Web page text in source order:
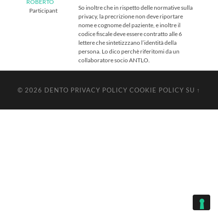
ROBERTO
Participant
So inoltre che in rispetto delle normative sulla
privacy, la precrizione non deve riportare
nome e cognome del paziente, e inoltre il
codice fiscale deve essere contratto alle 6
lettere che sintetizzzano l’identità della
persona. Lo dico perchè riferitomi da un
collaboratore socio ANTLO.
© 2026 DENTO PRIVACY POLICY COOKIE POLICY SU ↑